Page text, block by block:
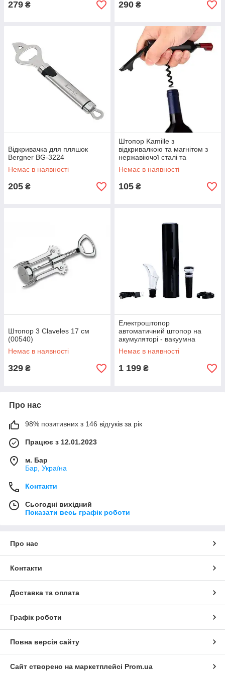
279 ₴ 290 ₴
Відкривачка для пляшок
Bergner BG-3224
Немає в наявності
205 ₴
Штопор Kamille з
відкривалкою та магнітом з
нержавіючої сталі та
пластику KM-7794
Немає в наявності
105 ₴
Штопор 3 Claveles 17 см
(00540)
Немає в наявності
329 ₴
Електроштопор
автоматичний штопор на
акумуляторі - вакуумна
пробка, аератор, ніж для
фольги
Немає в наявності
1 199 ₴
Про нас
98% позитивних з 146 відгуків за рік
Працює з 12.01.2023
м. Бар
Бар, Україна
Контакти
Сьогодні вихідний
Показати весь графік роботи
Про нас
Контакти
Доставка та оплата
Графік роботи
Повна версія сайту
Сайт створено на маркетплейсі Prom.ua